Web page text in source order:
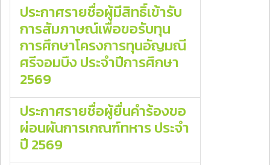
ประกาศรายชื่อผู้มีสิทธิ์เข้ารับ
การสัมภาษณ์เพื่อขอรับทุน
การศึกษาโครงการทุนอัญมณี
ศรีจอมบึง ประจําปีการศึกษา
2569
ประกาศรายชื่อผู้ยื่นคำร้องขอ
ผ่อนผันการเกณฑ์ทหาร ประจำ
ปี 2569